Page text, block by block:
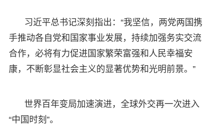
习近平总书记深刻指出：“我坚信，两党两国携
手推动各自党和国家事业发展，持续加强务实交流
合作，必将有力促进国家繁荣富强和人民幸福安
康，不断彰显社会主义的显著优势和光明前景。”
世界百年变局加速演进，全球外交再一次进入
“中国时刻”。